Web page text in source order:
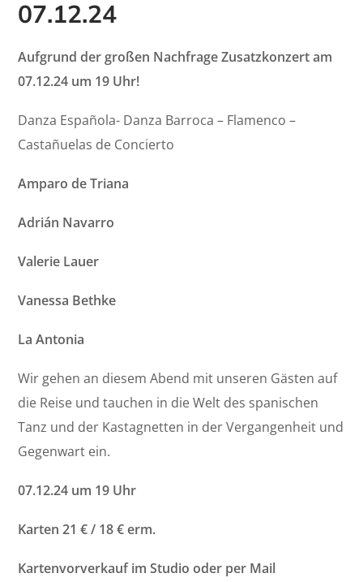
07.12.24
Aufgrund der großen Nachfrage Zusatzkonzert am
07.12.24 um 19 Uhr!
Danza Española- Danza Barroca – Flamenco –
Castañuelas de Concierto
Amparo de Triana
Adrián Navarro
Valerie Lauer
Vanessa Bethke
La Antonia
Wir gehen an diesem Abend mit unseren Gästen auf
die Reise und tauchen in die Welt des spanischen
Tanz und der Kastagnetten in der Vergangenheit und
Gegenwart ein.
07.12.24 um 19 Uhr
Karten 21 € / 18 € erm.
Kartenvorverkauf im Studio oder per Mail